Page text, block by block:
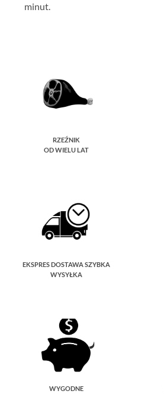
minut.
RZEŹNIK
OD WIELU LAT
EKSPRES DOSTAWA SZYBKA
WYSYŁKA
WYGODNE